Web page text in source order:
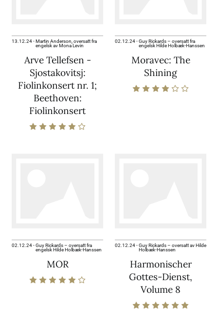
13.12.24-Martin Anderson, oversatt fra
engelsk av Mona Levin
Arve Tellefsen -
Sjostakovitsj:
Fiolinkonsert nr. 1;
Beethoven:
Fiolinkonsert
02.12.24-Guy Rickards – oversatt fra
engelsk Hilde Holbæk-Hanssen
Moravec: The
Shining
02.12.24-Guy Rickards – oversatt fra
engelsk Hilde Holbæk-Hanssen
MOR
02.12.24-Guy Rickards – oversatt av Hilde
Holbæk-Hanssen
Harmonischer
Gottes-Dienst,
Volume 8